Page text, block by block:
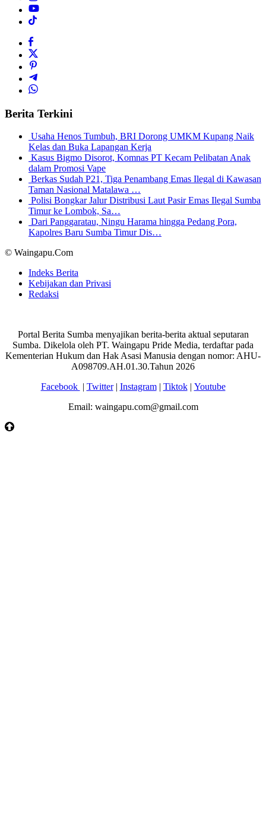
Berita Terkini
Usaha Henos Tumbuh, BRI Dorong UMKM Kupang Naik
Kelas dan Buka Lapangan Kerja
Kasus Bigmo Disorot, Komnas PT Kecam Pelibatan Anak
dalam Promosi Vape
Berkas Sudah P21, Tiga Penambang Emas Ilegal di Kawasan
Taman Nasional Matalawa …
Polisi Bongkar Jalur Distribusi Laut Pasir Emas Ilegal Sumba
Timur ke Lombok, Sa…
Dari Panggaratau, Ningu Harama hingga Pedang Pora,
Kapolres Baru Sumba Timur Dis…
© Waingapu.Com
Indeks Berita
Kebijakan dan Privasi
Redaksi
Portal Berita Sumba menyajikan berita-berita aktual seputaran
Sumba. Dikelola oleh PT. Waingapu Pride Media, terdaftar pada
Kementerian Hukum dan Hak Asasi Manusia dengan nomor: AHU-
A098709.AH.01.30.Tahun 2026
Facebook | Twitter| Instagram| Tiktok| Youtube
Email: waingapu.com@gmail.com